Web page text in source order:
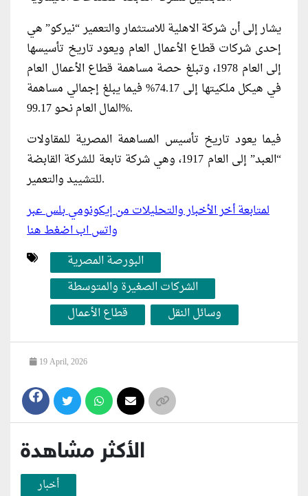
يشار إلى أن شركة الاهلية للاستثمار والتعمير “نيركو” هي
إحدى شركات قطاع الأعمال العام ويعود تاريخ تأسيسها
إلى العام 1978، وتبلغ حصة مساهمة قطاع الأعمال العام
في هيكل ملكيتها إلى 74.17% فيما يبلغ إجمالي مساهمة
المال العام نحو 99.17%.
فيما يعود تاريخ تأسيس المساهمة المصرية للمقاولات
“العبد” إلى العام 1917، وهي شركة تابعة للشركة القابضة
للتشييد والتعمير.
لمتابعة أخر الأخبار والتحليلات من إيكونومي بلس عبر
واتس اب اضغط هنا
البورصة المصرية
الشركات الصغيرة والمتوسطة
قطاع الأعمال
وسائل النقل
19 April, 2026
الأكثر مشاهدة
أخبار